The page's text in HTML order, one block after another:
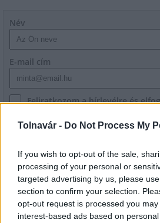
Tolnavár - Do Not Process My
If you wish to opt-out of the sale,
processing of your personal or
targeted advertising by us, please
section to confirm your selection.
opt-out request is processed you
interest-based ads based on
Név
E-mail cím
Feliratkozom a hírlevélre és
LEGFRISSEBB
Országos hírek